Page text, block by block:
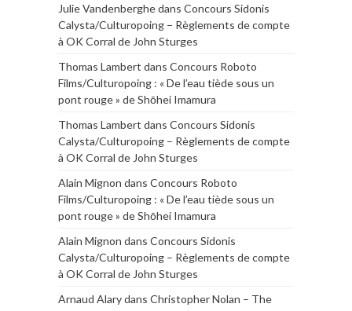
Julie Vandenberghedans Concours Sidonis
Calysta/Culturopoing – Règlements de compte
à OK Corral de John Sturges
Thomas Lambert dans Concours Roboto
Films/Culturopoing : « De l’eau tiède sous un
pont rouge » de Shōhei Imamura
Thomas Lambert dans Concours Sidonis
Calysta/Culturopoing – Règlements de compte
à OK Corral de John Sturges
Alain Mignon dans Concours Roboto
Films/Culturopoing : « De l’eau tiède sous un
pont rouge » de Shōhei Imamura
Alain Mignon dans Concours Sidonis
Calysta/Culturopoing – Règlements de compte
à OK Corral de John Sturges
Arnaud Alarydans Christopher Nolan – The